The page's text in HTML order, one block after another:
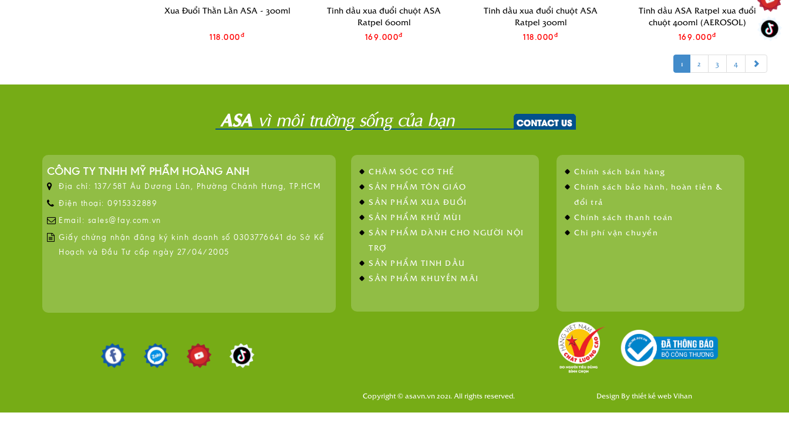
Xua Đuổi Thằn Lằn ASA - 300ml
118.000đ
Tinh dầu xua đuổi chuột ASA
Ratpel 600ml
169.000đ
Tinh dầu xua đuổi chuột ASA
Ratpel 300ml
118.000đ
Tinh dầu ASA Ratpel xua đuổi
chuột 400ml (AEROSOL)
169.000đ
1 2 3 4
CÔNG TY TNHH MỸ PHẨM HOÀNG ANH
Địa chỉ: 137/58T Âu Dương Lân, Phường Chánh Hưng, TP.HCM
Điện thoại: 0915332889
Email: sales@fay.com.vn
Giấy chứng nhận đăng ký kinh doanh số 0303776641 do Sở Kế
Hoạch và Đầu Tư cấp ngày 27/04/2005
CHĂM SÓC CƠ THỂ
SẢN PHẨM TÔN GIÁO
SẢN PHẨM XUA ĐUỔI
SẢN PHẨM KHỬ MÙI
SẢN PHẨM DÀNH CHO NGƯỜI NỘI
TRỢ
SẢN PHẨM TINH DẦU
SẢN PHẨM KHUYẾN MÃI
Chính sách bán hàng
Chính sách bảo hành, hoàn tiền &
đổi trả
Chính sách thanh toán
Chi phí vận chuyển
Copyright © asavn.vn 2021. All rights reserved. Design Bythiết kế webVihan